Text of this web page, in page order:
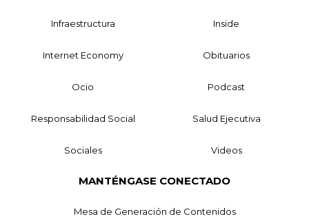
Infraestructura Inside
Internet Economy Obituarios
Ocio Podcast
Responsabilidad Social Salud Ejecutiva
Sociales Videos
MANTÉNGASE CONECTADO
Mesa de Generación de Contenidos